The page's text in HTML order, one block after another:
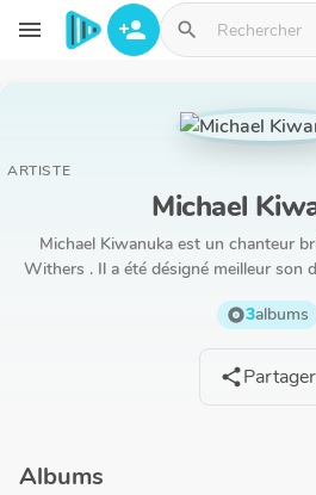
Aller au contenu principal
menu person_add search
ARTISTE
Michael
Michael Kiwanuka est un chanteur
Withers . Il a été désigné meilleur son
album3albums
sharePartager
Albums